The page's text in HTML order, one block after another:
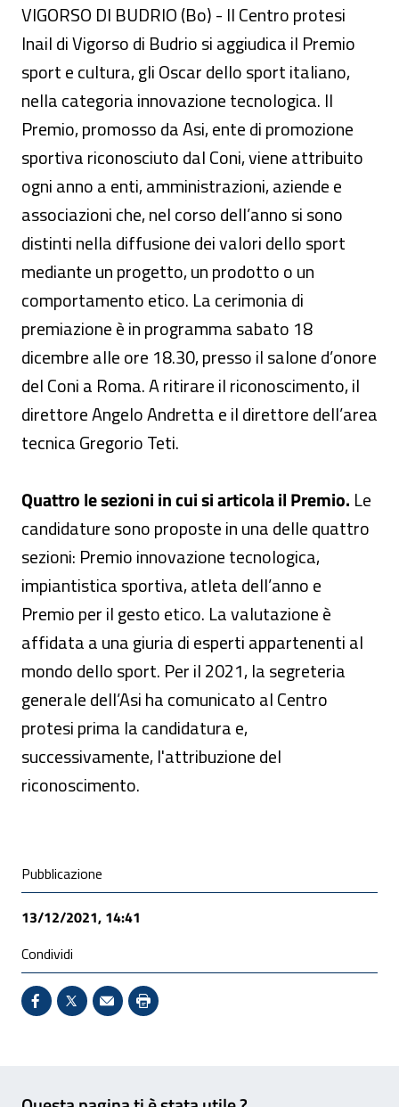
VIGORSO DI BUDRIO (Bo) - Il Centro protesi
Inail di Vigorso di Budrio si aggiudica il Premio
sport e cultura, gli Oscar dello sport italiano,
nella categoria innovazione tecnologica. Il
Premio, promosso da Asi, ente di promozione
sportiva riconosciuto dal Coni, viene attribuito
ogni anno a enti, amministrazioni, aziende e
associazioni che, nel corso dell’anno si sono
distinti nella diffusione dei valori dello sport
mediante un progetto, un prodotto o un
comportamento etico. La cerimonia di
premiazione è in programma sabato 18
dicembre alle ore 18.30, presso il salone d’onore
del Coni a Roma. A ritirare il riconoscimento, il
direttore Angelo Andretta e il direttore dell’area
tecnica Gregorio Teti.
Quattro le sezioni in cui si articola il Premio. Le
candidature sono proposte in una delle quattro
sezioni: Premio innovazione tecnologica,
impiantistica sportiva, atleta dell’anno e
Premio per il gesto etico. La valutazione è
affidata a una giuria di esperti appartenenti al
mondo dello sport. Per il 2021, la segreteria
generale dell’Asi ha comunicato al Centro
protesi prima la candidatura e,
successivamente, l'attribuzione del
riconoscimento.
Condivisione social
Pubblicazione
13/12/2021, 14:41
Condividi
Condividi su Facebook - Sito esterno - Apertura in
X - Sito esterno - Apertura in nuova finestra
Invio Mail: apre il programma di posta
Stampa pagina: scelta meno